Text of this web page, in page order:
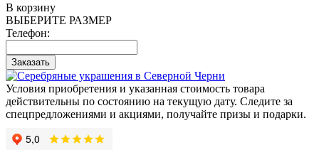
В корзину
ВЫБЕРИТЕ РАЗМЕР
Телефон:
Заказать
Условия приобретения и указанная стоимость товара
действительны по состоянию на текущую дату. Следите за
спецпредложениями и акциями, получайте призы и подарки.